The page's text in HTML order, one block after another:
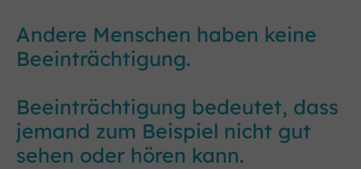
Andere Menschen haben keine
Beeinträchtigung.
Beeinträchtigung bedeutet, dass
jemand zum Beispiel nicht gut
sehen oder hören kann.